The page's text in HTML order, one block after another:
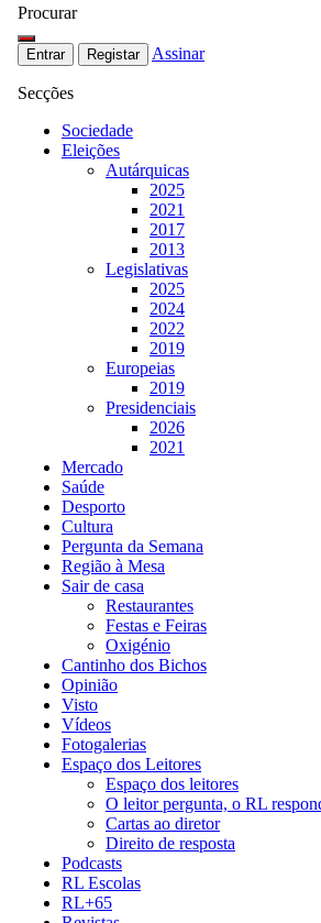
Procurar
Entrar Registar Assinar
Secções
Sociedade
Eleições
Autárquicas
2025
2021
2017
2013
Legislativas
2025
2024
2022
2019
Europeias
2019
Presidenciais
2026
2021
Mercado
Saúde
Desporto
Cultura
Pergunta da Semana
Região à Mesa
Sair de casa
Restaurantes
Festas e Feiras
Oxigénio
Cantinho dos Bichos
Opinião
Visto
Vídeos
Fotogalerias
Espaço dos Leitores
Espaço dos leitores
O leitor pergunta, o RL
Cartas ao diretor
Direito de resposta
Podcasts
RL Escolas
RL+65